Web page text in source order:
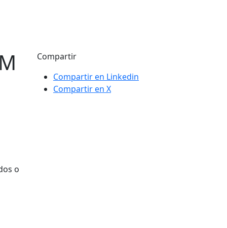
o
Compartir
Compartir en Linkedin
Compartir en X